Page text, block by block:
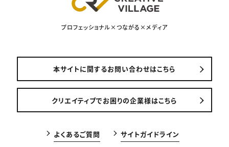
プロフェッショナル×つながる×メディア
本サイトに関するお問い合わせはこちら
クリエイティブでお困りの企業様はこちら
よくあるご質問 サイトガイドライン